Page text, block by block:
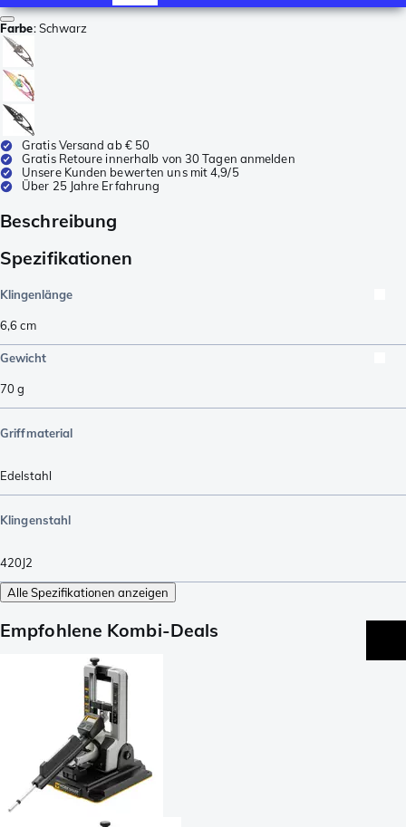
Farbe:Schwarz
Gratis Versand ab € 50
Gratis Retoure innerhalb von 30 Tagen anmelden
Unsere Kunden bewerten uns mit 4,9/5
Über 25 Jahre Erfahrung
Beschreibung
Spezifikationen
Klingenlänge
6,6cm
Gewicht
70g
Griffmaterial
Edelstahl
Klingenstahl
420J2
Alle Spezifikationen anzeigen
Empfohlene Kombi-Deals